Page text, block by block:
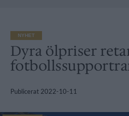
NYHET
Dyra ölpriser
Publicerat 2022-10-11